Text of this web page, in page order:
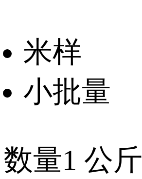
米样
小批量
数量1 公斤